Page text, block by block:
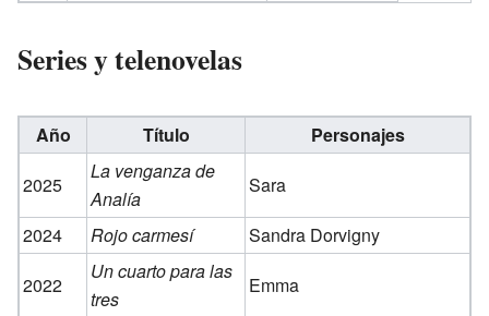
Series y telenovelas
Año Título
Personajes
2025
La venganza de
Analía
Sara
2024
Rojo carmesí
Sandra Dorvigny
2022
Un cuarto para las
tres
Emma